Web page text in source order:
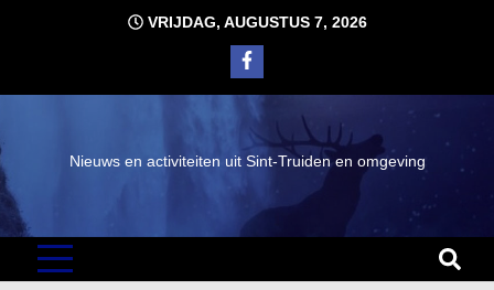
VRIJDAG, AUGUSTUS 7, 2026
Nieuws en activiteiten uit Sint-Truiden en omgeving